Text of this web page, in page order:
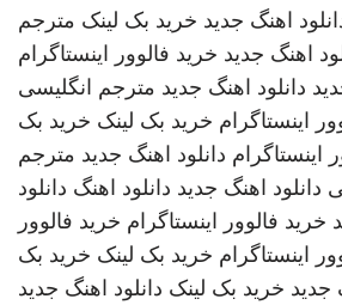
اهنگ جدید خرید بک لینک مترجم
اهنگ جدید خرید فالوور اینستاگرام
دانلود اهنگ جدید مترجم انگلیسی
اینستاگرام خرید بک لینک خرید بک
اینستاگرام دانلود اهنگ جدید مترجم
دانلود اهنگ جدید دانلود اهنگ دانلود
خرید فالوور اینستاگرام خرید فالوور
اینستاگرام خرید بک لینک خرید بک
جدید خرید بک لینک دانلود اهنگ جدید